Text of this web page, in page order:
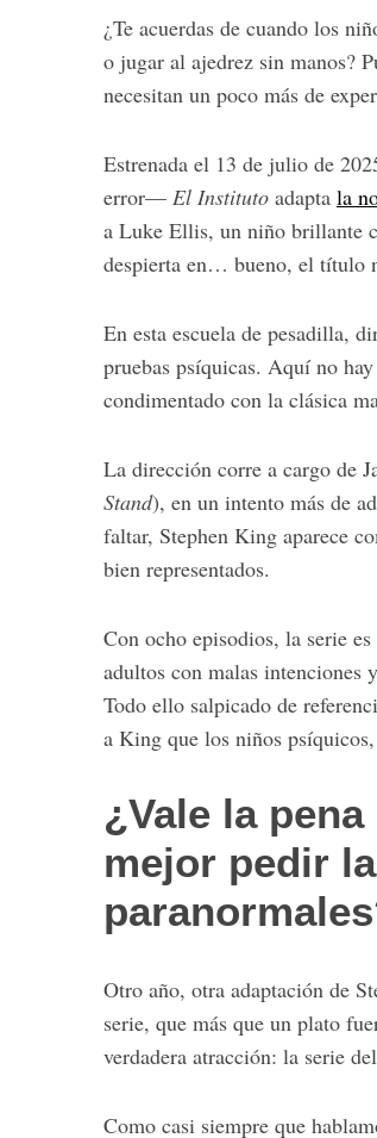
¿Te acuerdas de cuando los
o jugar al ajedrez sin manos?
necesitan un poco más de
Estrenada el 13 de julio de
error— El Instituto adapta la
a Luke Ellis, un niño brillante
despierta en… bueno, el título
En esta escuela de pesadilla,
pruebas psíquicas. Aquí no
condimentado con la clásica
La dirección corre a cargo de
Stand), en un intento más de
faltar, Stephen King aparece
bien representados.
Con ocho episodios, la serie
adultos con malas intenciones
Todo ello salpicado de
a King que los niños
¿Vale la
mejor pedir
Otro año, otra adaptación de
serie, que más que un plato
verdadera atracción: la serie
Como casi siempre que
S
e
a
h
f
o
: